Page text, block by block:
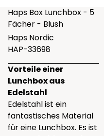
Haps Box Lunchbox - 5
Fächer - Blush
Haps Nordic
HAP-33698
Vorteile einer
Lunchbox aus
Edelstahl
Edelstahl ist ein
fantastisches Material
für eine Lunchbox. Es ist